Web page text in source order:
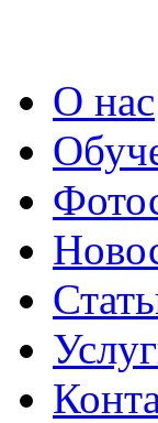
О нас